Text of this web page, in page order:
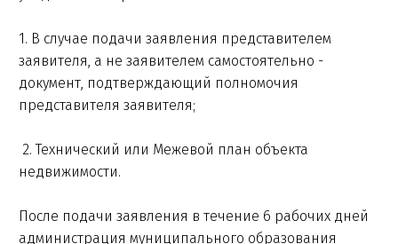
1. В случае подачи заявления представителем
заявителя, а не заявителем самостоятельно -
документ, подтверждающий полномочия
представителя заявителя;
2. Технический или Межевой план объекта
недвижимости.
После подачи заявления в течение 6 рабочих дней
администрация муниципального образования